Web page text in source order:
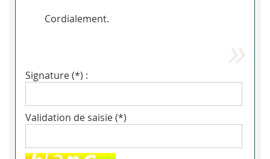
Cordialement.
Signature (*) :
Validation de saisie (*)